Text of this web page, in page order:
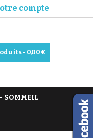
compte
- 0,00 €
SOMMEIL